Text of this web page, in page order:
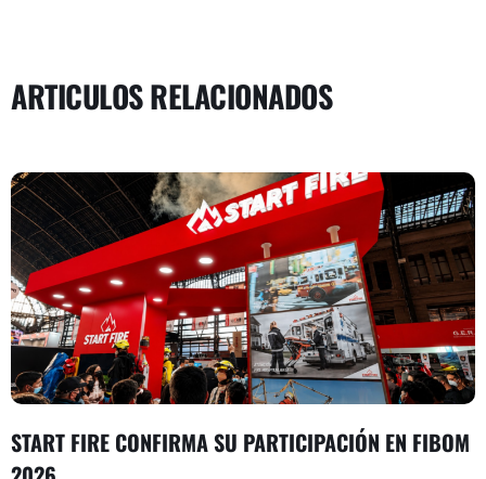
ARTICULOS RELACIONADOS
START FIRE CONFIRMA SU PARTICIPACIÓN EN FIBOM